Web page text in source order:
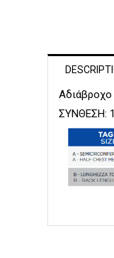
Αδιάβροχο
ΣΥΝΘΕΣΗ: